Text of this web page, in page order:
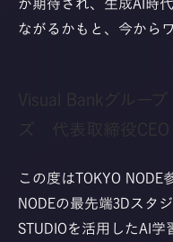
ながるかもと、今から
Visual Bankグルー
ズ 代表取締役
この度はTOKYO
NODEの最先端3Dスタ
STUDIOを活用したAI